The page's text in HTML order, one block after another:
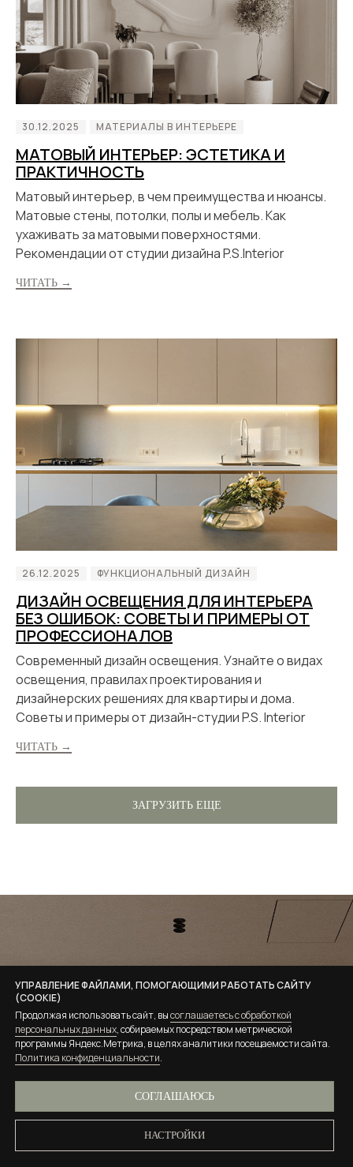
УПРАВЛЕНИЕ ФАЙЛАМИ, ПОМОГАЮЩИМИ РАБОТАТЬ САЙТУ
(COOKIE)
Продолжая использовать сайт, высоглашаетесь с обработкой
персональных данных, собираемых посредством метрической
программы Яндекс.Метрика, в целях аналитики посещаемости сайта.
Политика конфиденциальности.
СОГЛАШАЮСЬ
НАСТРОЙКИ
30.12.2025 МАТЕРИАЛЫ В ИНТЕРЬЕРЕ
МАТОВЫЙ ИНТЕРЬЕР: ЭСТЕТИКА И
ПРАКТИЧНОСТЬ
Матовый интерьер, в чем преимущества и нюансы.
Матовые стены, потолки, полы и мебель. Как
ухаживать за матовыми поверхностями.
Рекомендации от студии дизайна P.S.Interior
ЧИТАТЬ →
26.12.2025 ФУНКЦИОНАЛЬНЫЙ ДИЗАЙН
ДИЗАЙН ОСВЕЩЕНИЯ ДЛЯ ИНТЕРЬЕРА
БЕЗ ОШИБОК: СОВЕТЫ И ПРИМЕРЫ ОТ
ПРОФЕССИОНАЛОВ
Современный дизайн освещения. Узнайте о видах
освещения, правилах проектирования и
дизайнерских решениях для квартиры и дома.
Советы и примеры от дизайн-студии P.S. Interior
ЧИТАТЬ →
ЗАГРУЗИТЬ ЕЩЕ
ПОДПИСЫВАЙТЕСЬ
НА НАШ БЛОГ
Несколько раз в месяц делимся новыми
статьями из блога, показываем кейсы